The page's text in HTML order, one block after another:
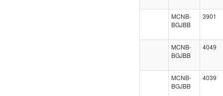
MCNB-
BGJBB
3901
MCNB-
BGJBB
4049
MCNB-
BGJBB
4039